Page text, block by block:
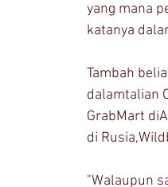
yang mana
katanya
Tambah
dalamtalian
GrabMart
di
"Walaupun